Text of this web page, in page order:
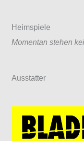
II
II
Heimspiele
Momentan stehen
Ausstatter